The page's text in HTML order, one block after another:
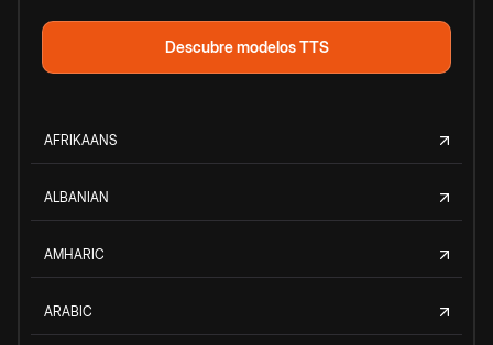
Descubre modelos TTS
AFRIKAANS
ALBANIAN
AMHARIC
ARABIC